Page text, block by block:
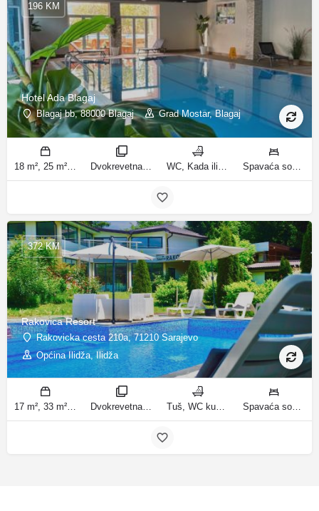
Hotel Ada Blagaj
Blagaj bb, 88000 Blagaj Grad Mostar, Blagaj
196 KM
Rakovica Resort
Rakovicka cesta 210a, 71210 Sarajevo
Općina Ilidža, Ilidža
372 KM